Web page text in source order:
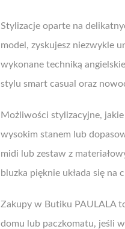
Stylizacje oparte na
model, zyskujesz niezwykle
wykonane techniką
stylu smart casual oraz
Możliwości stylizacyjne,
wysokim stanem lub
midi lub zestaw z
bluzka pięknie układa się na
Zakupy w Butiku PAULALA
domu lub paczkomatu, jeśli